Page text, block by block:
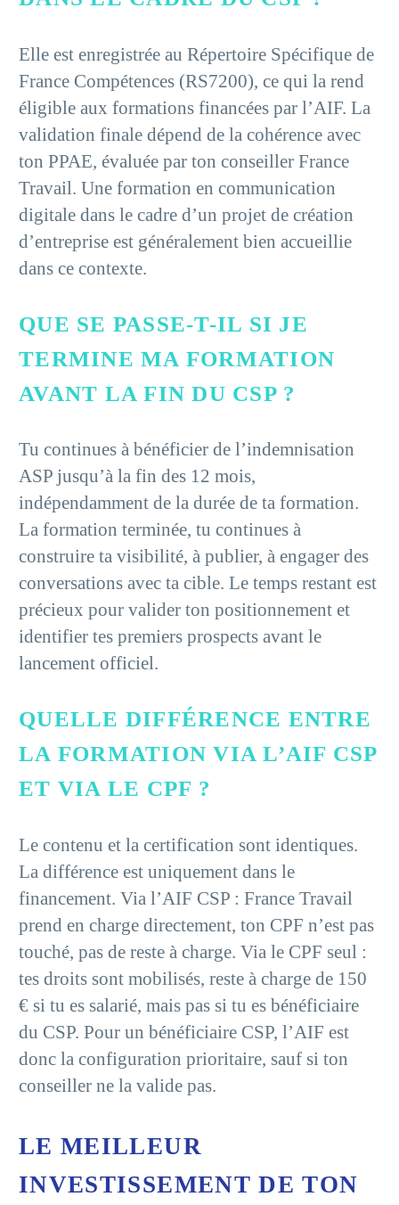
Elle est enregistrée au Répertoire Spécifique de
France Compétences (RS7200), ce qui la rend
éligible aux formations financées par l’AIF. La
validation finale dépend de la cohérence avec
ton PPAE, évaluée par ton conseiller France
Travail. Une formation en communication
digitale dans le cadre d’un projet de création
d’entreprise est généralement bien accueillie
dans ce contexte.
QUE SE PASSE-T-IL SI JE
TERMINE MA FORMATION
AVANT LA FIN DU CSP ?
Tu continues à bénéficier de l’indemnisation
ASP jusqu’à la fin des 12 mois,
indépendamment de la durée de ta formation.
La formation terminée, tu continues à
construire ta visibilité, à publier, à engager des
conversations avec ta cible. Le temps restant est
précieux pour valider ton positionnement et
identifier tes premiers prospects avant le
lancement officiel.
QUELLE DIFFÉRENCE ENTRE
LA FORMATION VIA L’AIF CSP
ET VIA LE CPF ?
Le contenu et la certification sont identiques.
La différence est uniquement dans le
financement. Via l’AIF CSP : France Travail
prend en charge directement, ton CPF n’est pas
touché, pas de reste à charge. Via le CPF seul :
tes droits sont mobilisés, reste à charge de 150
€ si tu es salarié, mais pas si tu es bénéficiaire
du CSP. Pour un bénéficiaire CSP, l’AIF est
donc la configuration prioritaire, sauf si ton
conseiller ne la valide pas.
LE MEILLEUR
INVESTISSEMENT DE TON